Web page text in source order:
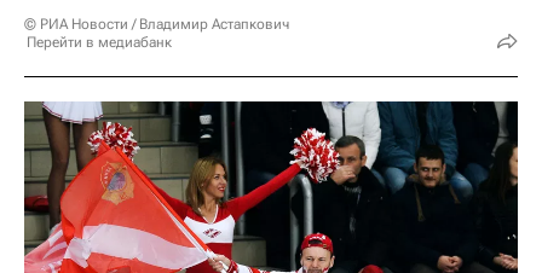
© РИА Новости / Владимир Астапкович
Перейти в медиабанк